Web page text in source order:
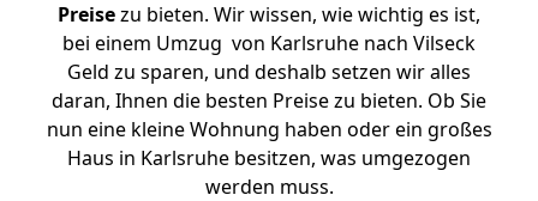
Preisezu bieten. Wir wissen, wie wichtig es ist,
bei einem Umzug von Karlsruhe nach Vilseck
Geld zu sparen, und deshalb setzen wir alles
daran, Ihnen die besten Preise zu bieten. Ob Sie
nun eine kleine Wohnung haben oder ein großes
Haus in Karlsruhe besitzen, was umgezogen
werden muss.